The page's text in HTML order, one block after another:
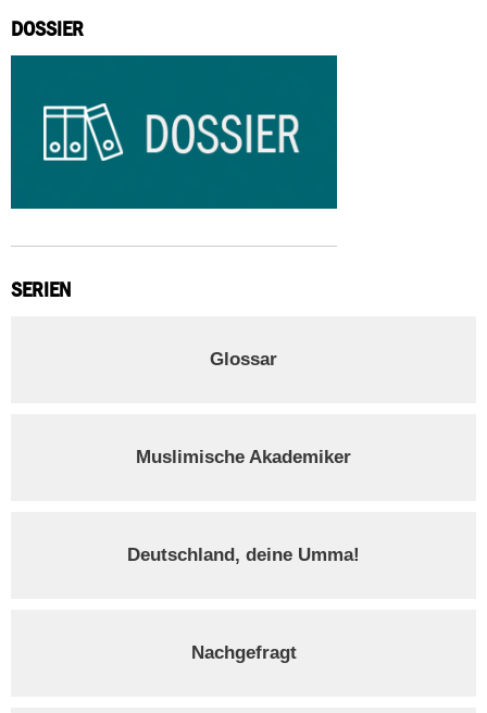
DOSSIER
SERIEN
Glossar
Muslimische Akademiker
Deutschland, deine Umma!
Nachgefragt